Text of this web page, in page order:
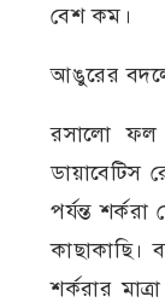
বেশ কম।
আঙুরের
রসালো
ডায়াবেটিস
পর্যন্ত
কাছাকাছি।
শর্করার